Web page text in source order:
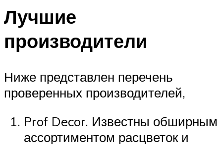
Лучшие
производители
Ниже представлен перечень
проверенных производителей,
Prof Decor. Известны обширным
ассортиментом расцветок и